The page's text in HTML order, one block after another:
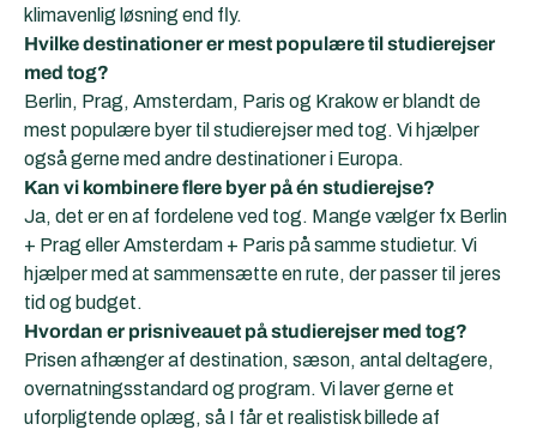
klimavenlig løsning end fly.
Hvilke destinationer er mest populære til studierejser
med tog?
Berlin, Prag, Amsterdam, Paris og Krakow er blandt de
mest populære byer til studierejser med tog. Vi hjælper
også gerne med andre destinationer i Europa.
Kan vi kombinere flere byer på én studierejse?
Ja, det er en af fordelene ved tog. Mange vælger fx Berlin
+ Prag eller Amsterdam + Paris på samme studietur. Vi
hjælper med at sammensætte en rute, der passer til jeres
tid og budget.
Hvordan er prisniveauet på studierejser med tog?
Prisen afhænger af destination, sæson, antal deltagere,
overnatningsstandard og program. Vi laver gerne et
uforpligtende oplæg, så I får et realistisk billede af